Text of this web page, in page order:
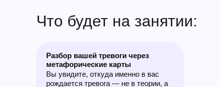
Что будет на занятии:
Разбор вашей тревоги через
метафорические карты
Вы увидите, откуда именно в вас
рождается тревога — не в теории, а